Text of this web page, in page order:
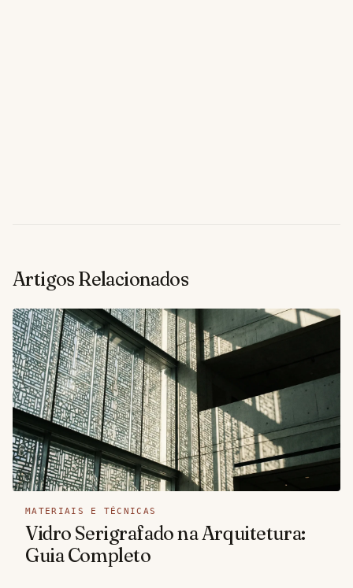
Artigos Relacionados
MATERIAIS E TÉCNICAS
Vidro Serigrafado na Arquitetura:
Guia Completo